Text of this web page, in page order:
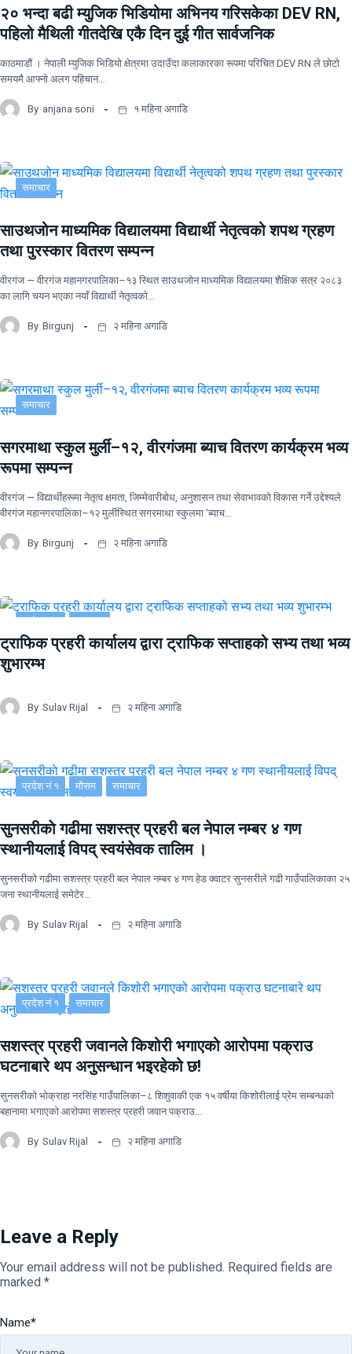
२० भन्दा बढी म्युजिक भिडियोमा अभिनय गरिसकेका DEV RN,
पहिलो मैथिली गीतदेखि एकै दिन दुई गीत सार्वजनिक
काठमाडौं । नेपाली म्युजिक भिडियो क्षेत्रमा उदाउँदा कलाकारका रूपमा परिचित DEV RN ले छोटो
समयमै आफ्नो अलग पहिचान…
By anjana soni १ महिना अगाडि
समाचार
साउथजोन माध्यमिक विद्यालयमा विद्यार्थी नेतृत्वको शपथ ग्रहण
तथा पुरस्कार वितरण सम्पन्न
वीरगंज — वीरगंज महानगरपालिका–१३ स्थित साउथजोन माध्यमिक विद्यालयमा शैक्षिक सत्र २०८३
का लागि चयन भएका नयाँ विद्यार्थी नेतृत्वको…
By Birgunj २ महिना अगाडि
समाचार
सगरमाथा स्कुल मुर्ली–१२, वीरगंजमा ब्याच वितरण कार्यक्रम भव्य
रूपमा सम्पन्न
वीरगंज — विद्यार्थीहरूमा नेतृत्व क्षमता, जिम्मेवारीबोध, अनुशासन तथा सेवाभावको विकास गर्ने उद्देश्यले
वीरगंज महानगरपालिका–१२ मुर्लीस्थित सगरमाथा स्कुलमा ‘ब्याच…
By Birgunj २ महिना अगाडि
ट्राफिक प्रहरी कार्यालय द्वारा ट्राफिक सप्ताहको सभ्य तथा भव्य
शुभारम्भ
By Sulav Rijal २ महिना अगाडि
प्रदेश नं १ मौसम समाचार
सुनसरीकाे गढीमा सशस्त्र प्रहरी बल नेपाल नम्बर ४ गण
स्थानीयलाई विपद् स्वयंसेवक तालिम ।
सुनसरीकाे गढीमा सशस्त्र प्रहरी बल नेपाल नम्बर ४ गण हेड क्वाटर सुनसरीले गढी गाउँपालिकाका २५
जना स्थानीयलाई समेटेर…
By Sulav Rijal २ महिना अगाडि
प्रदेश नं १ समाचार
सशस्त्र प्रहरी जवानले किशोरी भगाएको आरोपमा पक्राउ
घटनाबारे थप अनुसन्धान भइरहेको छ!
सुनसरीको भोक्राहा नरसिंह गाउँपालिका–८ शिशुवाकी एक १५ वर्षीया किशोरीलाई प्रेम सम्बन्धको
बहानामा भगाएको आरोपमा सशस्त्र प्रहरी जवान पक्राउ…
By Sulav Rijal २ महिना अगाडि
Leave a Reply
Your email address will not be published. Required fields are
marked *
Name*